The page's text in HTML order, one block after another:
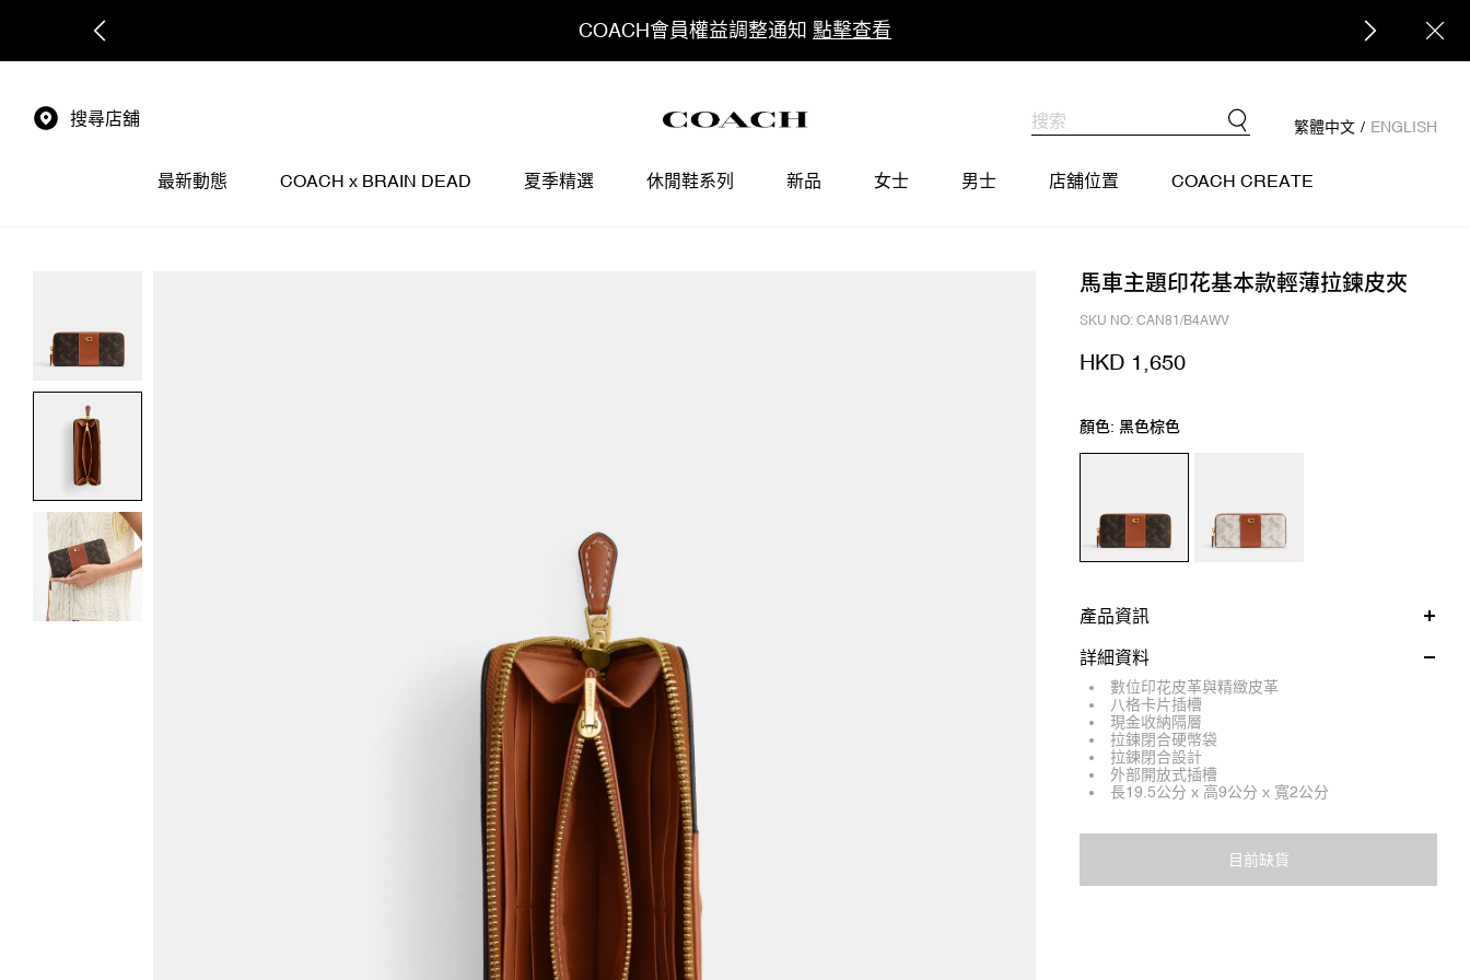
COACH會員權益調整通知 點擊查看
搜尋店舖 繁體中文 / ENGLISH
最新動態 COACH x BRAIN DEAD 夏季精選 休閒鞋系列 新品 女士 男士 店舖位置 COACH CREATE
馬車主題印花基本款輕薄拉鍊皮夾
SKU NO: CAN81/B4AWV
HKD 1,650
顏色: 黑色棕色
產品資訊
詳細資料
數位印花皮革與精緻皮革
八格卡片插槽
現金收納隔層
拉鍊閉合硬幣袋
拉鍊閉合設計
外部開放式插槽
長19.5公分 x 高9公分 x 寬2公分
目前缺貨